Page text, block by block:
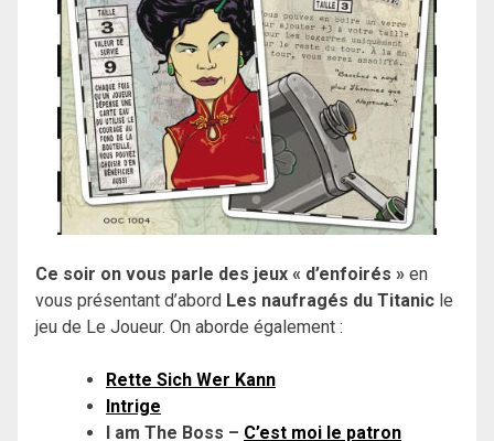
Ce soir on vous parle des jeux « d’enfoirés » en
vous présentant d’abord Les naufragés du Titanic le
jeu de Le Joueur. On aborde également :
Rette Sich Wer Kann
Intrige
I am The Boss – C’est moi le patron